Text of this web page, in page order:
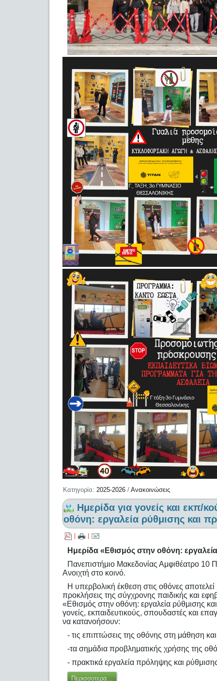
Κατηγορία: 2025-2026 /Ανακοινώσεις
Hμερίδα για γονείς και εκπ/
οθόνη: εργαλεία ρύθμισης και
Hμερίδα «Εθισμός στην οθόνη:
Πανεπιστήμιο Μακεδονίας Αμφιθέατρο
Ανοιχτή στο κοινό.
Η υπερβολική έκθεση στις οθόνες αποτελεί
προκλήσεις της σύγχρονης παιδικής και
«Εθισμός στην οθόνη: εργαλεία ρύθμισης
γονείς, εκπαιδευτικούς, σπουδαστές και
να κατανοήσουν:
- τις επιπτώσεις της οθόνης στη μάθηση
-τα σημάδια προβληματικής χρήσης της
- πρακτικά εργαλεία πρόληψης και
Περισσοτερα...